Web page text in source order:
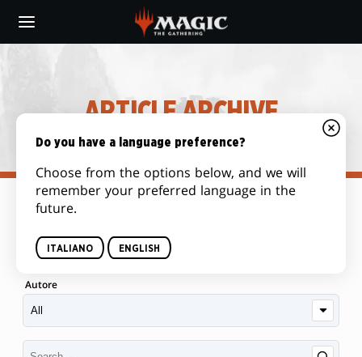
main
ARTICLE ARCHIVE
Autore
Do you have a language preference?
Choose from the options below, and we will
remember your preferred language in the
future.
ITALIANO ENGLISH